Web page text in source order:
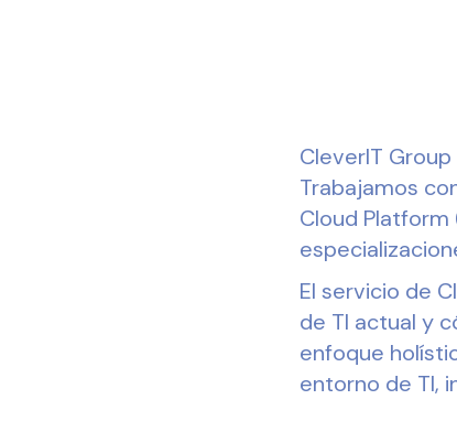
CleverIT
Trabajamos
Cloud
El servicio de
de TI actual y
enfoque
entorno de TI,